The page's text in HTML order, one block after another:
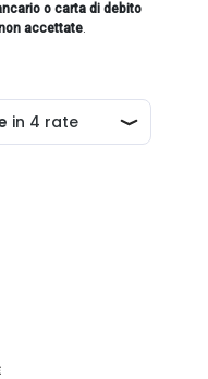
o carta di debito
accettate.